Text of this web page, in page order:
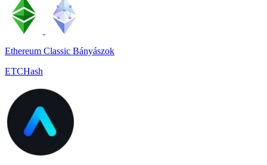
Ethereum Classic Bányászok
ETCHash